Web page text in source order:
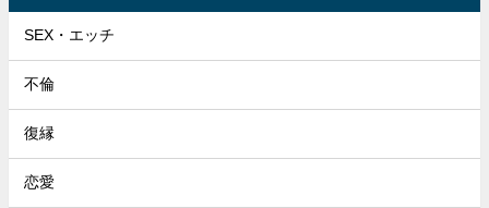
SEX・エッチ
不倫
復縁
恋愛